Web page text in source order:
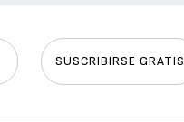
SUSCRIBIRSE GRATIS